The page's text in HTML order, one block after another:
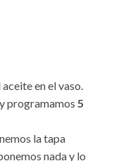
en el vaso.
programamos 5
la tapa
nada y lo